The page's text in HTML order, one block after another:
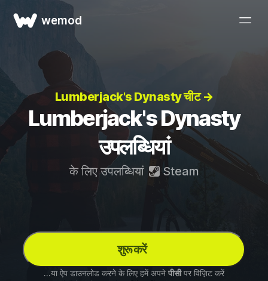
wemod
Lumberjack's Dynasty चीट →
Lumberjack's Dynasty
उपलब्धियां
के लिए उपलब्धियां Steam
शुरू करें
...या ऐप डाउनलोड करने के लिए हमें अपनेपीसीपर विज़िट करें